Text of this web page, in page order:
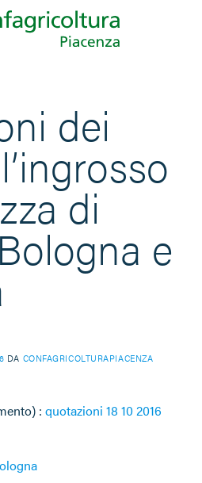
dei
di
e
DA CONFAGRICOLTURAPIACENZA
: quotazioni 18 10 2016